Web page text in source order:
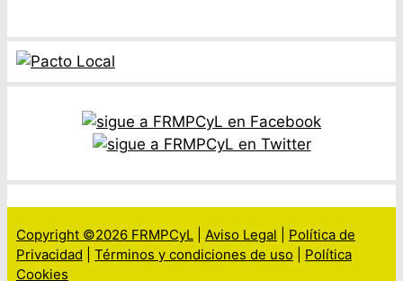
Copyright ©2026 FRMPCyL Aviso Legal
Política de
Privacidad
Términos y condiciones de uso
Política
Cookies